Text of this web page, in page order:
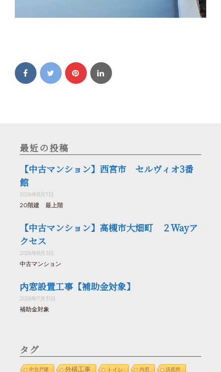
最近の投稿
【中古マンション】西宮市 セルヴィオ3番
館
2026年8月7日
20階建 最上階
【中古マンション】高槻市大畑町 ２Wayア
クセス
2026年8月3日
中古マンション
内窓設置工事【補助金対象】
2026年7月31日
補助金対象
タグ
中古戸建 外構工事 トイレ 内窓 洗面所